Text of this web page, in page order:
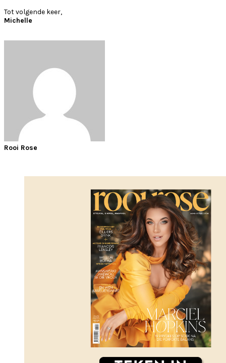
Tot volgende keer,
Michelle
Rooi Rose